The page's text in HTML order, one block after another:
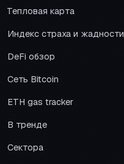
Тепловая карта
Индекс страха и жадности
DeFi обзор
Сеть Bitcoin
ETH gas tracker
В тренде
Сектора